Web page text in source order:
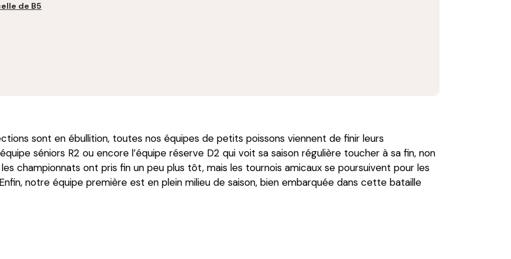
de B5
sont en ébullition, toutes nos équipes de petits poissons viennent de finir leurs
séniors R2 ou encore l’équipe réserve D2 qui voit sa saison régulière toucher à sa fin, non
championnats ont pris fin un peu plus tôt, mais les tournois amicaux se poursuivent pour les
notre équipe première est en plein milieu de saison, bien embarquée dans cette bataille